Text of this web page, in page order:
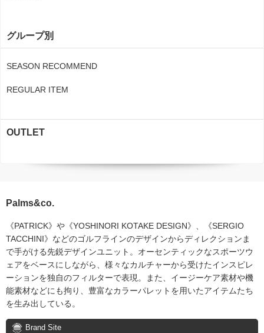
グループ別
SEASON RECOMMEND
REGULAR ITEM
OUTLET
Palms&co.
《PATRICK》や《YOSHINORI KOTAKE DESIGN》、《SERGIO
TACCHINI》などのゴルフラインのデザインからディレクションま
で手がける先鋭デザインユニット。オーセンティックなスポーツウ
ェアをベースにしながら、様々なカルチャーから受けたインスピレ
ーションを独自のフィルターで表現。また、イージーケア素材や機
能素材などにも拘り、豊富なカラーパレットを用いたアイテムたち
を生み出している。
Brand Site